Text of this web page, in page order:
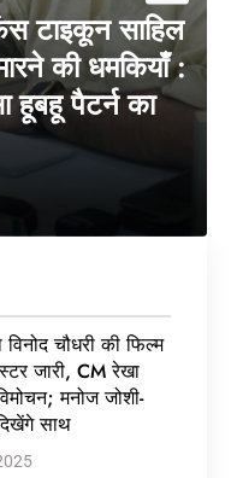
टाइकून साहिल
की धमकियाँ :
हूबहू पैटर्न का
विनोद चौधरी की फिल्म
जारी, CM रेखा
मनोज जोशी-
साथ